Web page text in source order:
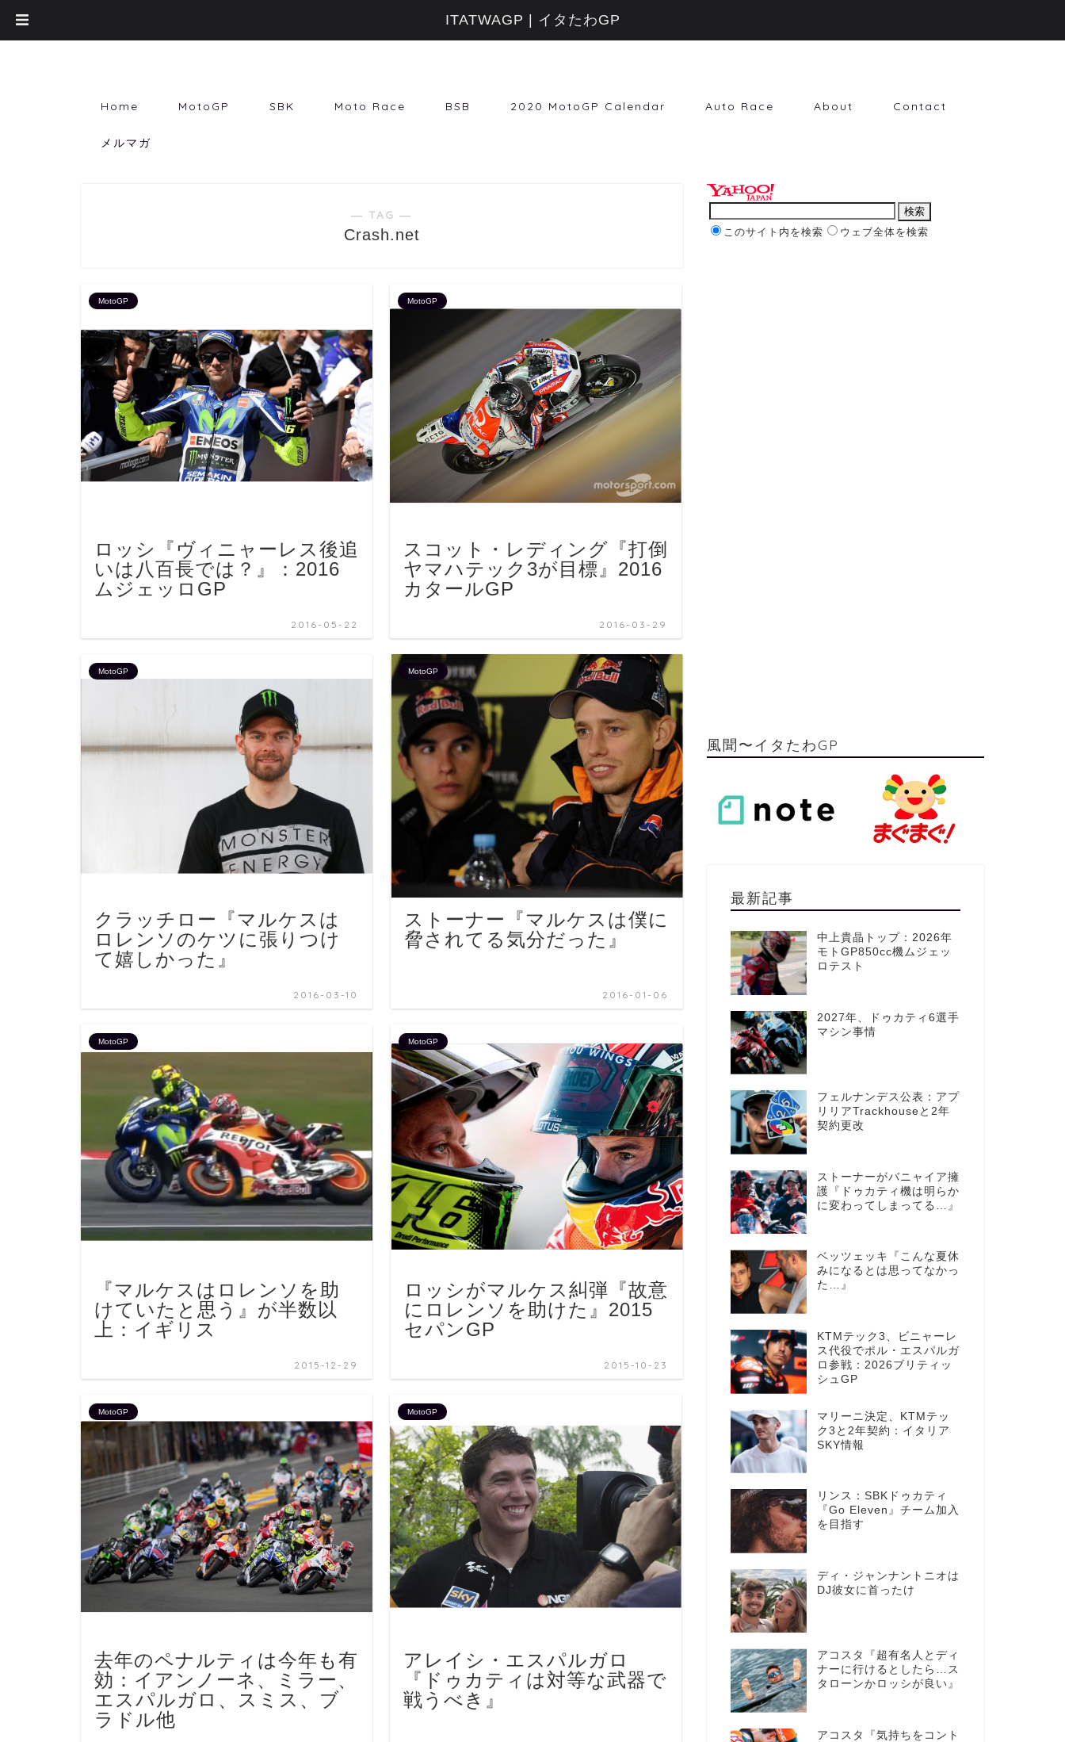
Home MotoGP SBK Moto Race BSB 2020 MotoGP Calendar Auto Race About Contact
メルマガ
― TAG ―
Crash.net
MotoGP
ロッシ『ヴィニャーレス後追
いは八百長では？』：2016
ムジェッロGP
2016-05-22
MotoGP
スコット・レディング『打倒
ヤマハテック3が目標』2016
カタールGP
2016-03-29
MotoGP
クラッチロー『マルケスは
ロレンソのケツに張りつけ
て嬉しかった』
2016-03-10
MotoGP
ストーナー『マルケスは僕に
脅されてる気分だった』
2016-01-06
MotoGP
『マルケスはロレンソを助
けていたと思う』が半数以
上：イギリス
2015-12-29
MotoGP
ロッシがマルケス糾弾『故意
にロレンソを助けた』2015
セパンGP
2015-10-23
MotoGP
去年のペナルティは今年も有
効：イアンノーネ、ミラー、
エスパルガロ、スミス、ブ
ラドル他
MotoGP
アレイシ・エスパルガロ
『ドゥカティは対等な武器で
戦うべき』
このサイト内を検索 ウェブ全体を検索
風聞〜イタたわGP
最新記事
中上貴晶トップ：2026年
モトGP850cc機ムジェッ
ロテスト
2027年、ドゥカティ6選手
マシン事情
フェルナンデス公表：アプ
リリアTrackhouseと2年
契約更改
ストーナーがバニャイア擁
護『ドゥカティ機は明らか
に変わってしまってる…』
ベッツェッキ『こんな夏休
みになるとは思ってなかっ
た…』
KTMテック3、ビニャーレ
ス代役でポル・エスパルガ
ロ参戦：2026ブリティッ
シュGP
マリーニ決定、KTMテッ
ク3と2年契約：イタリア
SKY情報
リンス：SBKドゥカティ
『Go Eleven』チーム加入
を目指す
ディ・ジャンナントニオは
DJ彼女に首ったけ
アコスタ『超有名人とディ
ナーに行けるとしたら…ス
タローンかロッシが良い』
アコスタ『気持ちをコント
ITATWAGP | イタたわGP